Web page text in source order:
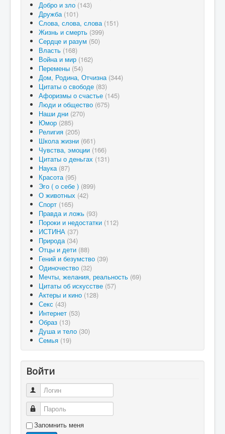
Добро и зло (143)
Дружба (101)
Слова, слова, слова (151)
Жизнь и смерть (399)
Сердце и разум (50)
Власть (168)
Война и мир (162)
Перемены (54)
Дом, Родина, Отчизна (344)
Цитаты о свободе (83)
Афоризмы о счастье (145)
Люди и общество (675)
Наши дни (270)
Юмор (285)
Религия (205)
Школа жизни (661)
Чувства, эмоции (166)
Цитаты о деньгах (131)
Наука (87)
Красота (95)
Эго ( о себе ) (899)
О животных (42)
Спорт (165)
Правда и ложь (93)
Пороки и недостатки (112)
ИСТИНА (37)
Природа (34)
Отцы и дети (88)
Гений и безумство (39)
Одиночество (32)
Мечты, желания, реальность (69)
Цитаты об искусстве (57)
Актеры и кино (128)
Секс (43)
Интернет (53)
Образ (13)
Душа и тело (30)
Семья (19)
Войти
Логин
Пароль
Запомнить меня